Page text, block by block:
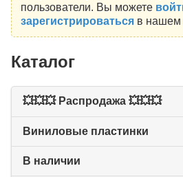
пользователи. Вы можете
зарегистрироватьсяв нашем
Каталог
💥💥💥 Распродажа 💥💥💥
Виниловые пластинки
В наличии